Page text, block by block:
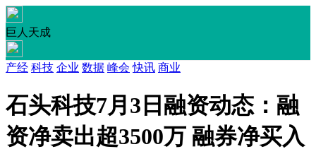
巨人天成
产经 科技 企业 数据 峰会 快讯 商业
石头科技7月3日融资动态：融
资净卖出超3500万 融券净买入